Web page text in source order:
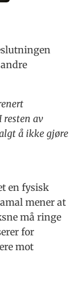
resten av
å ikke gjøre
en fysisk
mener at
må ringe
for
mot